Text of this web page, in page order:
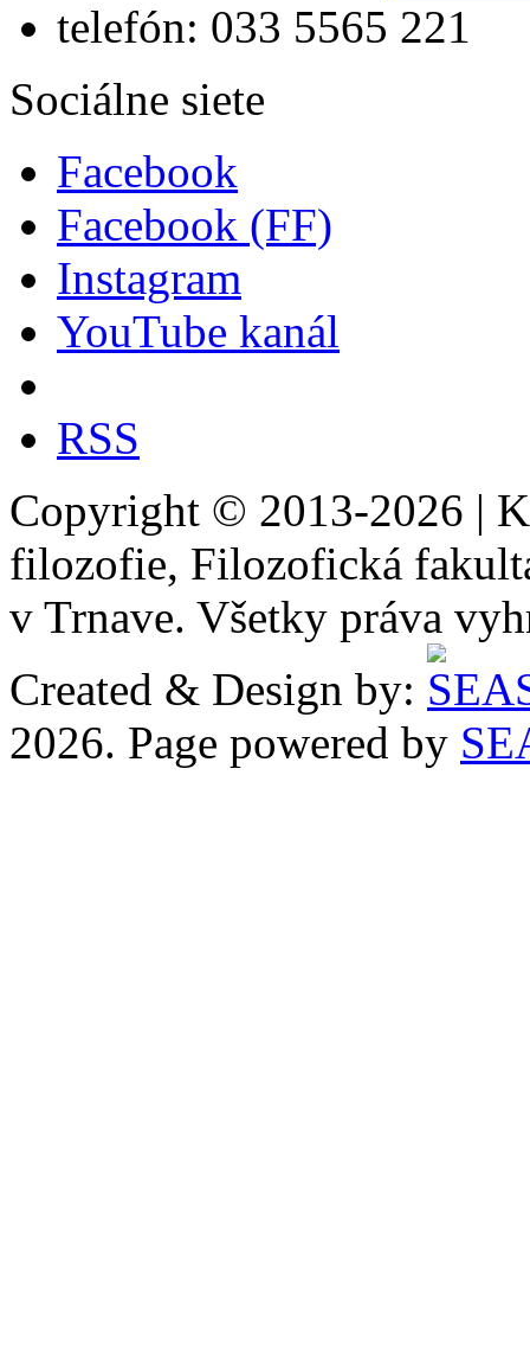
telefón: 033 5565 221
Sociálne siete
Facebook
Facebook (FF)
Instagram
YouTube kanál
RSS
Copyright © 2013-2026 |
filozofie, Filozofická
v Trnave. Všetky práva
Created & Design by:
2026. Page powered by